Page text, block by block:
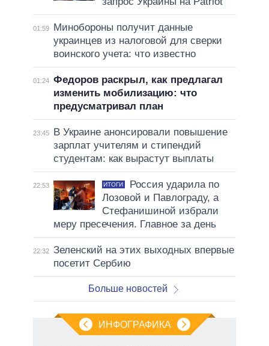
01:59
Минобороны получит данные
украинцев из налоговой для сверки
воинского учета: что известно
01:24 Федоров раскрыл, как предлагал
изменить мобилизацию: что
предусматривал план
23:45
В Украине анонсировали повышение
зарплат учителям и стипендий
студентам: как вырастут выплаты
22:53 ИТОГИ
Россия ударила по
Лозовой и Павлограду, а
Стефанишиной избрали
меру пресечения. Главное за день
22:32 Зеленский на этих выходных впервые
посетит Сербию
Больше новостей
ИНФОГРАФИКА